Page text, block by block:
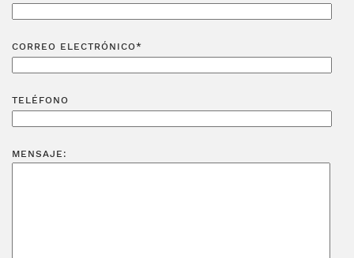
CORREO ELECTRÓNICO*
TELÉFONO
MENSAJE: